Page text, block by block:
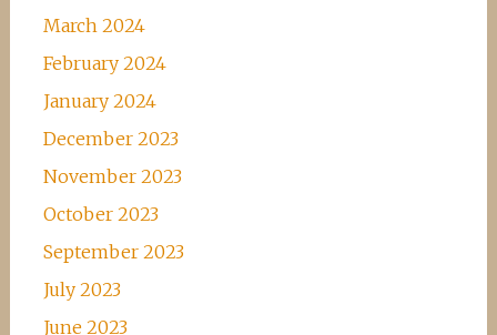
March 2024
February 2024
January 2024
December 2023
November 2023
October 2023
September 2023
July 2023
June 2023